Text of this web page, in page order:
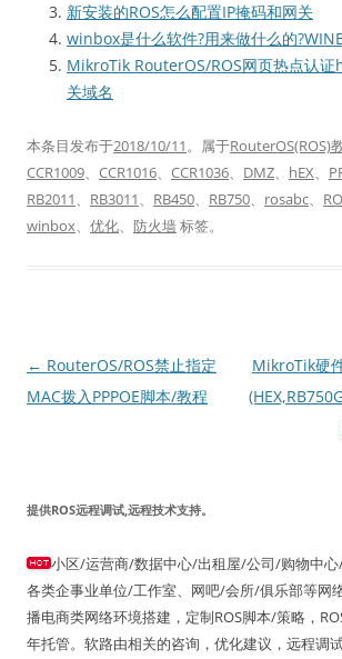
新安装的ROS怎么配置IP掩码和网关
winbox是什么软件?用来做什么的
MikroTik RouterOS/ROS网页热点认
关域名
本条目发布于2018/10/11。属于RouterOS(ROS)
CCR1009、 CCR1016、 CCR1036、 DMZ、 hEX、
RB2011、 RB3011、 RB450、 RB750、 rosabc、
winbox、 优化、 防火墙标签。
文
章
← RouterOS/ROS禁止指定
MAC拨入PPPOE脚本/教程
MikroTik硬
提供ROS远程调试,远程技术支持。
小区/运营商/数据中心/出租屋/公司/购物中心
各类企事业单位/工作室、网吧/会所/俱乐部等网
播电商类网络环境搭建，定制ROS脚本/策略，
年托管。软路由相关的咨询，优化建议，远程调